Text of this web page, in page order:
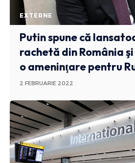
EXTERNE
Putin spune că
rachetă din România
o ameninţare pentru
2 FEBRUARIE 2022